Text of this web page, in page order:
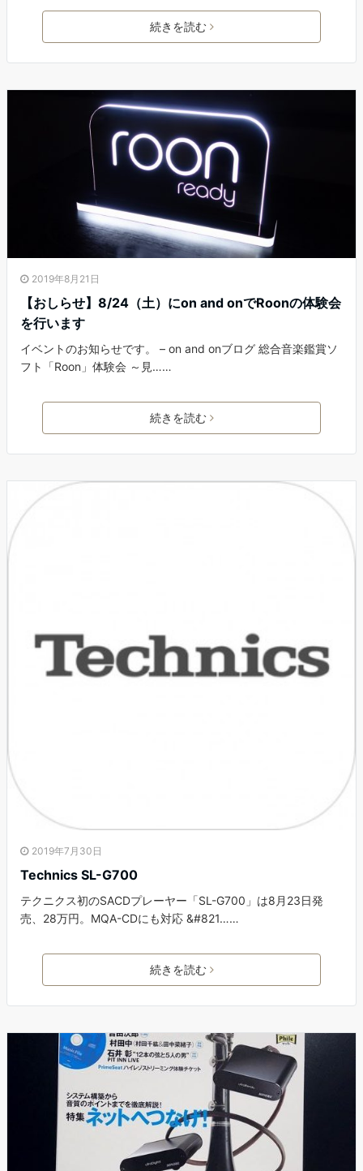
続きを読む
2019年8月21日
【おしらせ】8/24（土）にon and onでRoonの体験会
を行います
イベントのお知らせです。 – on and onブログ 総合音楽鑑賞ソ
フト「Roon」体験会 ～見……
続きを読む
2019年7月30日
Technics SL-G700
テクニクス初のSACDプレーヤー「SL-G700」は8月23日発
売、28万円。MQA-CDにも対応 &#821……
続きを読む